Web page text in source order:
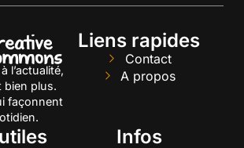
l’actualité,
bien plus.
façonnent
Liens rapides
Contact
A propos
Infos